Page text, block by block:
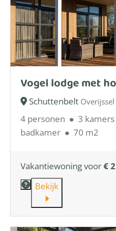
Vogel lodge met
Schuttenbelt
4 personen ● 3 kamers
badkamer ● 70 m2
Vakantiewoning voor€
Bekijk